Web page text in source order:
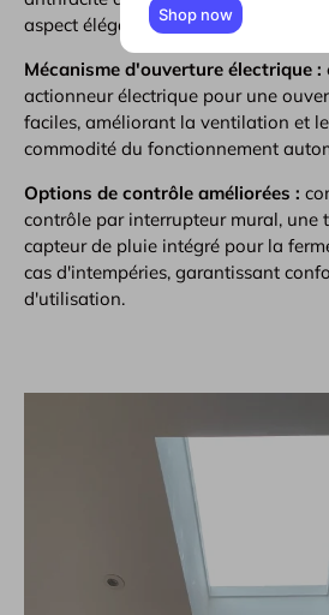
aspect élégant et polyvalent.
Mécanisme d'ouverture électrique :
actionneur électrique pour une
faciles, améliorant la ventilation et
commodité du fonctionnement
Options de contrôle améliorées :
contrôle par interrupteur mural, une
capteur de pluie intégré pour la
cas d'intempéries, garantissant
d'utilisation.
Shop now